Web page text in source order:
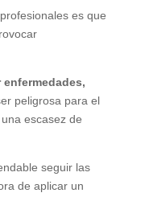
es que
peligrosa para el
escasez de
seguir las
de aplicar un